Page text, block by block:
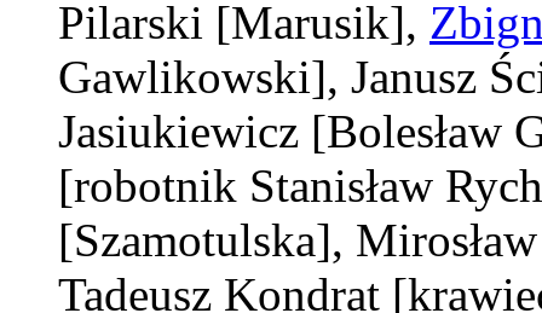
Pilarski [Marusik],
Gawlikowski], Janusz
Jasiukiewicz [Bolesław
[robotnik Stanisław
[Szamotulska],
Tadeusz Kondrat